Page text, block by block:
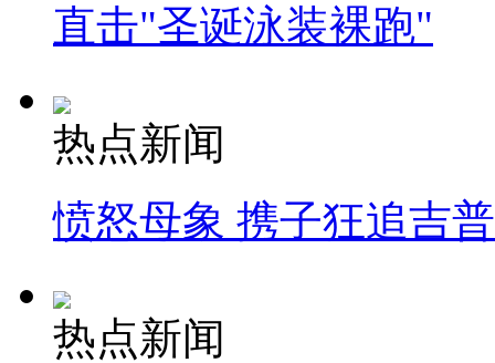
直击"圣诞泳装裸跑"
热点新闻
愤怒母象 携子狂追吉
热点新闻